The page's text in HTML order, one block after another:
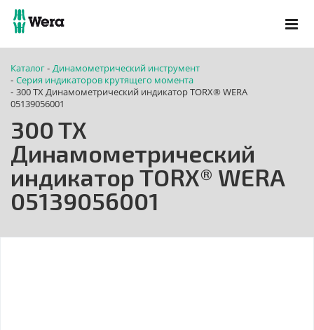
Каталог - Динамометрический инструмент
- Серия индикаторов крутящего момента
- 300 TX Динамометрический индикатор TORX® WERA
05139056001
300 TX
Динамометрический
индикатор TORX® WERA
05139056001